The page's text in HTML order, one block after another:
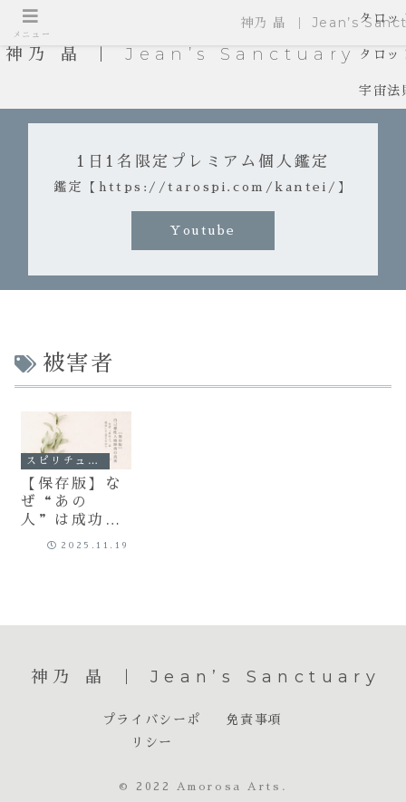
神乃 晶 ｜ Jean’s Sanctuary
タロッ
タロッ
宇宙法
1日1名限定プレミアム個人鑑定
鑑定【https://tarospi.com/kantei/】
Youtube
被害者
スピリチュアル
【保存版】な
ぜ“あの
人”は成功し
て見えるの？
たい真実
2025.11.19
神乃 晶 ｜ Jean’s Sanctuary
プライバシーポ
リシー
免責事項
© 2022 Amorosa Arts.
メニュー
神乃 晶 ｜ Jean’s